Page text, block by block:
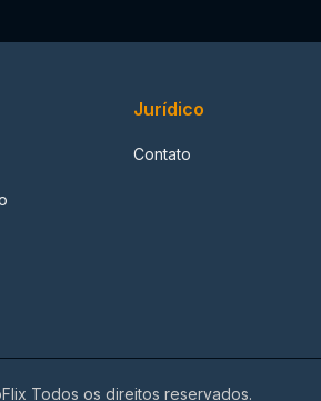
Jurídico
Contato
Todos os direitos reservados.